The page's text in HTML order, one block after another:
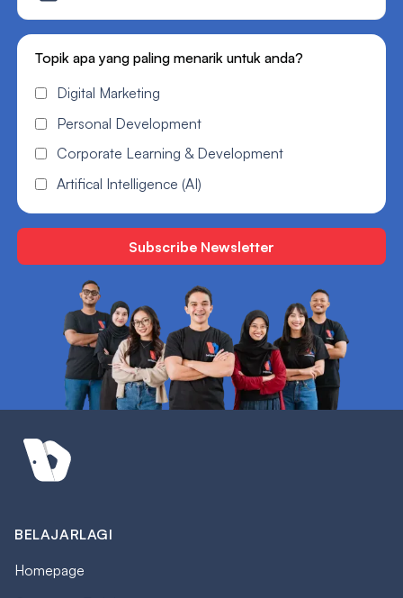
Topik apa yang paling menarik untuk anda?
Digital Marketing
Personal Development
Corporate Learning & Development
Artifical Intelligence (AI)
BELAJARLAGI
Homepage